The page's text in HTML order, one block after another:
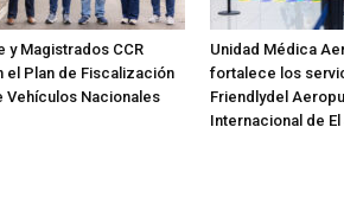
y Magistrados CCR
el Plan de Fiscalización
Vehículos Nacionales
Unidad Médica
fortalece los
Friendlydel
Internacional de El